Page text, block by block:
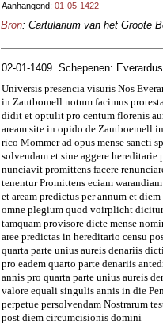
Aanhangend: 01-05-1422
Bron: Cartularium van het Groote
02-01-1409. Schepenen:
Universis presencia visuris Nos
in Zautbomell notum facimus
didit et optulit pro centum florenis
aream site in opido de Zautboemell
rico Mommer ad opus mense sancti
solvendam et sine aggere hereditarie
nunciavit promittens facere
tenentur Promittens eciam
et aream predictus per annum et
omne plegium quod voirplicht dicitur
tamquam provisore dicte mense
aree predictas in hereditario censu
quarta parte unius aureis denariis
pro eadem quarto parte denariis
annis pro quarta parte unius aureis
valore equali singulis annis in die
perpetue persolvendam Nostrarum
post diem circumcisionis domini